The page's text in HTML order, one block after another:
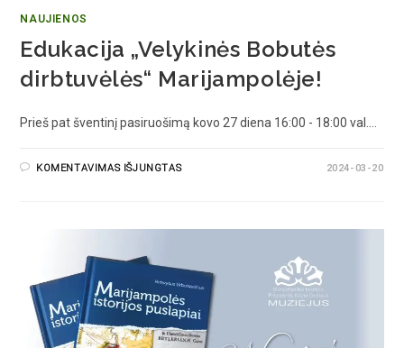
NAUJIENOS
Edukacija „Velykinės Bobutės
dirbtuvėlės“ Marijampolėje!
Prieš pat šventinį pasiruošimą kovo 27 diena 16:00 - 18:00 val.…
KOMENTAVIMAS IŠJUNGTAS 2024-03-20